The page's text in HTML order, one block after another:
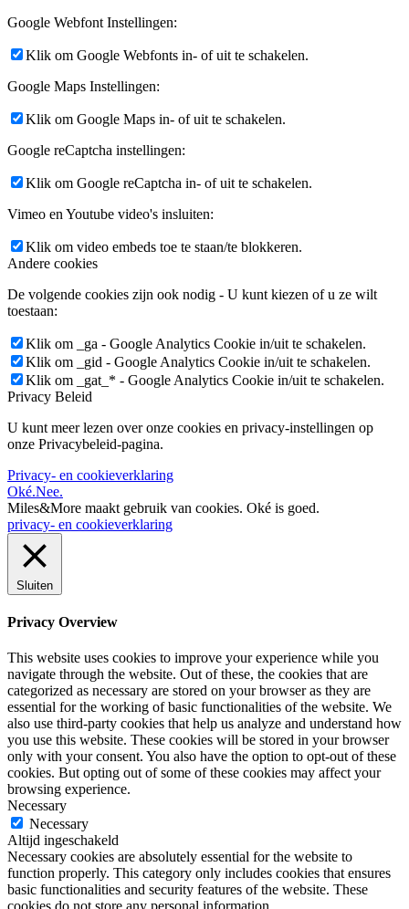
Google Webfont Instellingen:
Klik om Google Webfonts in- of uit te schakelen.
Google Maps Instellingen:
Klik om Google Maps in- of uit te schakelen.
Google reCaptcha instellingen:
Klik om Google reCaptcha in- of uit te schakelen.
Vimeo en Youtube video's insluiten:
Klik om video embeds toe te staan/te blokkeren.
Andere cookies
De volgende cookies zijn ook nodig - U kunt kiezen of u ze wilt
toestaan:
Klik om _ga - Google Analytics Cookie in/uit te schakelen.
Klik om _gid - Google Analytics Cookie in/uit te schakelen.
Klik om _gat_* - Google Analytics Cookie in/uit te schakelen.
Privacy Beleid
U kunt meer lezen over onze cookies en privacy-instellingen op
onze Privacybeleid-pagina.
Privacy- en cookieverklaring
Oké.Nee.
Miles&More maakt gebruik van cookies. Oké is goed.
privacy- en cookieverklaring
Sluiten
Privacy Overview
This website uses cookies to improve your experience while you
navigate through the website. Out of these, the cookies that are
categorized as necessary are stored on your browser as they are
essential for the working of basic functionalities of the website. We
also use third-party cookies that help us analyze and understand how
you use this website. These cookies will be stored in your browser
only with your consent. You also have the option to opt-out of these
cookies. But opting out of some of these cookies may affect your
browsing experience.
Necessary
Necessary
Altijd ingeschakeld
Necessary cookies are absolutely essential for the website to
function properly. This category only includes cookies that ensures
basic functionalities and security features of the website. These